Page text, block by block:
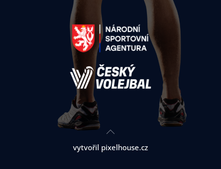
vytvořil pixelhouse.cz